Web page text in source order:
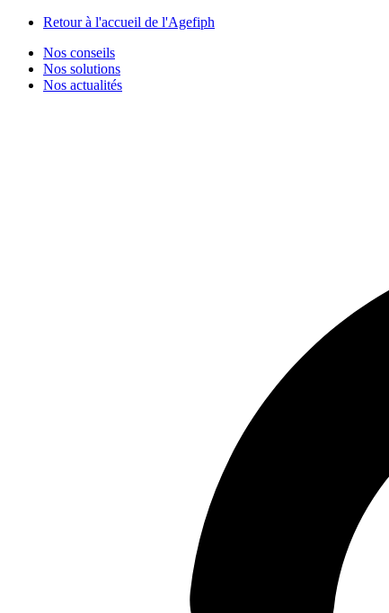
Retour à l'accueil de l'Agefiph
Nos conseils
Nos solutions
Nos actualités